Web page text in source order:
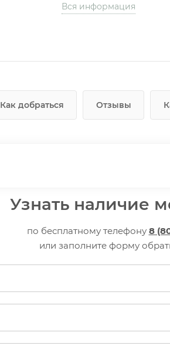
Вся информация
Как добраться Отзывы
Узнать наличие
по бесплатному телефону 8
или заполните форму